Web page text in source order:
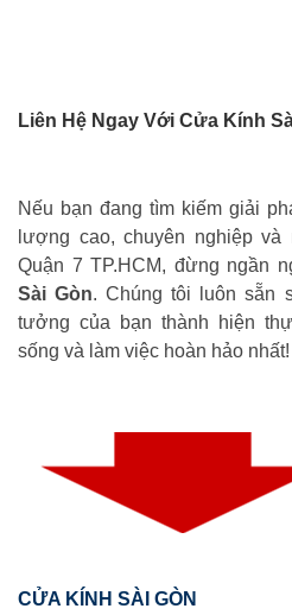
Liên Hệ Ngay Với Cửa Kính
Nếu bạn đang tìm kiếm giải
lượng cao, chuyên nghiệp
Quận 7 TP.HCM, đừng ngần
Sài Gòn. Chúng tôi luôn sẵn
tưởng của bạn thành hiện
sống và làm việc hoàn hảo nhất!
CỬA KÍNH SÀI GÒN